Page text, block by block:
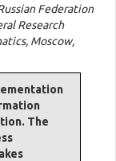
Federation
Research
Moscow,
The